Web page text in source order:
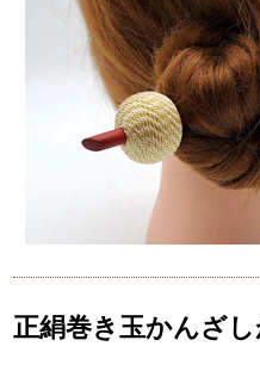
正絹巻き玉かんざし